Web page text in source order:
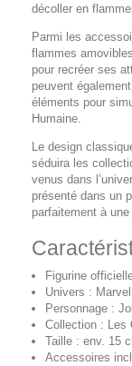
décoller en
Parmi les
flammes
pour recréer ses
peuvent
éléments pour
Humaine.
Le design
séduira les
venus dans
présenté dans un
parfaitement à
Figurine
Univers :
Personnage :
Collection : Les
Taille : env. 15
Accessoires